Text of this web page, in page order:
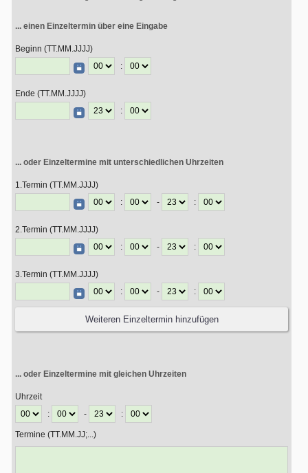
... einen Einzeltermin über eine Eingabe
Beginn (TT.MM.JJJJ)
:
Ende (TT.MM.JJJJ)
:
... oder Einzeltermine mit unterschiedlichen Uhrzeiten
1.Termin (TT.MM.JJJJ)
:
- :
2.Termin (TT.MM.JJJJ)
:
- :
3.Termin (TT.MM.JJJJ)
:
- :
... oder Einzeltermine mit gleichen Uhrzeiten
Uhrzeit
:
- :
Termine (TT.MM.JJ;...)